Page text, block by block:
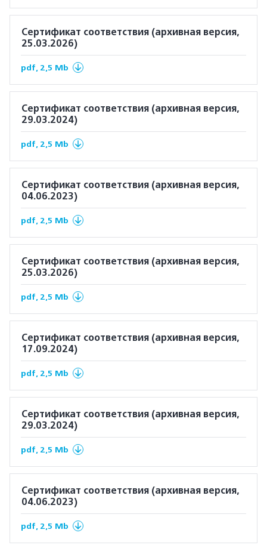
Сертификат соответствия (архивная версия,
25.03.2026)
pdf, 2,5 Mb
Сертификат соответствия (архивная версия,
29.03.2024)
pdf, 2,5 Mb
Сертификат соответствия (архивная версия,
04.06.2023)
pdf, 2,5 Mb
Сертификат соответствия (архивная версия,
25.03.2026)
pdf, 2,5 Mb
Сертификат соответствия (архивная версия,
17.09.2024)
pdf, 2,5 Mb
Сертификат соответствия (архивная версия,
29.03.2024)
pdf, 2,5 Mb
Сертификат соответствия (архивная версия,
04.06.2023)
pdf, 2,5 Mb